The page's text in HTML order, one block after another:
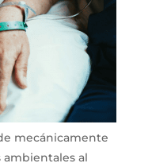
mecánicamente
al